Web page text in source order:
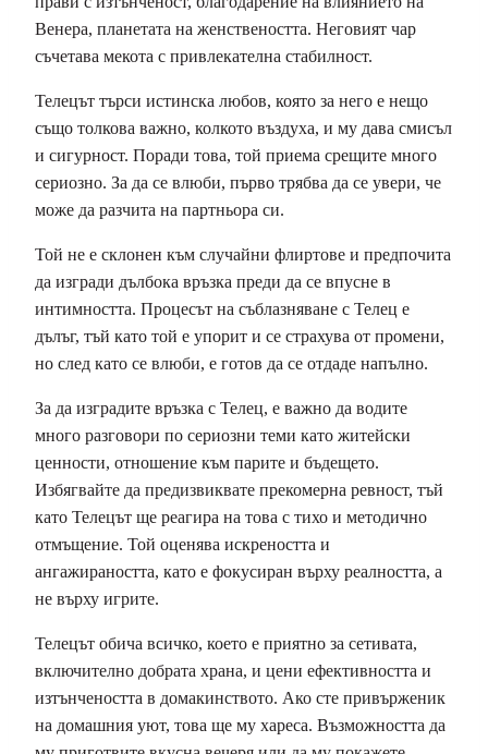
Венера, планетата на женствеността. Неговият чар
съчетава мекота с привлекателна стабилност.
Телецът търси истинска любов, която за него е нещо
също толкова важно, колкото въздуха, и му дава смисъл
и сигурност. Поради това, той приема срещите много
сериозно. За да се влюби, първо трябва да се увери, че
може да разчита на партньора си.
Той не е склонен към случайни флиртове и предпочита
да изгради дълбока връзка преди да се впусне в
интимността. Процесът на съблазняване с Телец е
дълъг, тъй като той е упорит и се страхува от промени,
но след като се влюби, е готов да се отдаде напълно.
За да изградите връзка с Телец, е важно да водите
много разговори по сериозни теми като житейски
ценности, отношение към парите и бъдещето.
Избягвайте да предизвиквате прекомерна ревност, тъй
като Телецът ще реагира на това с тихо и методично
отмъщение. Той оценява искреността и
ангажираността, като е фокусиран върху реалността, а
не върху игрите.
Телецът обича всичко, което е приятно за сетивата,
включително добрата храна, и цени ефективността и
изтънчеността в домакинството. Ако сте привърженик
на домашния уют, това ще му хареса. Възможността да